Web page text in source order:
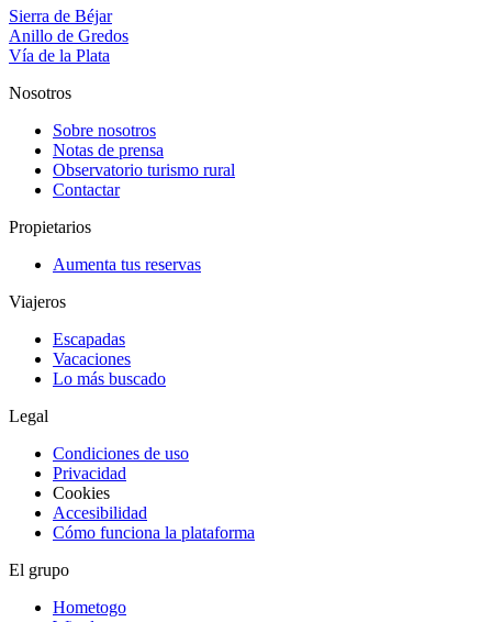
Sierra de Béjar
Anillo de Gredos
Vía de la Plata
Nosotros
Sobre nosotros
Notas de prensa
Observatorio turismo rural
Contactar
Propietarios
Aumenta tus reservas
Viajeros
Escapadas
Vacaciones
Lo más buscado
Legal
Condiciones de uso
Privacidad
Cookies
Accesibilidad
Cómo funciona la plataforma
El grupo
Hometogo